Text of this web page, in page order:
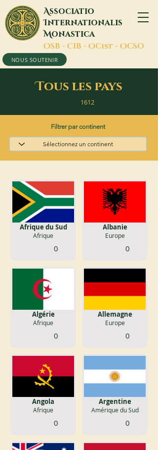
Associatio
Internationalis
Monastica
OSB - CIB - OCist - OCSO
NOUS SOUTENIR
Tous les pays
1612
Filtrer par continent
Afrique du Sud
Afrique
0
Algérie
Afrique
0
Angola
Afrique
0
Albanie
Europe
0
Allemagne
Europe
0
Argentine
Amérique du Sud
0